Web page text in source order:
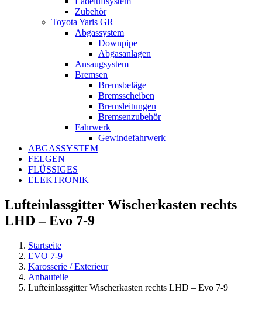
Zubehör
Toyota Yaris GR
Abgassystem
Downpipe
Abgasanlagen
Ansaugsystem
Bremsen
Bremsbeläge
Bremsscheiben
Bremsleitungen
Bremsenzubehör
Fahrwerk
Gewindefahrwerk
ABGASSYSTEM
FELGEN
FLÜSSIGES
ELEKTRONIK
Lufteinlassgitter Wischerkasten rechts
LHD – Evo 7-9
Startseite
EVO 7-9
Karosserie / Exterieur
Anbauteile
Lufteinlassgitter Wischerkasten rechts LHD – Evo 7-9